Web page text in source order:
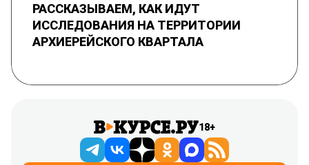
РАССКАЗЫВАЕМ, КАК ИДУТ
ИССЛЕДОВАНИЯ НА ТЕРРИТОРИИ
АРХИЕРЕЙСКОГО КВАРТАЛА
18+